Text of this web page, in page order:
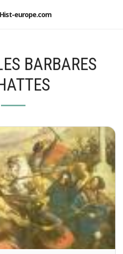
Hist-europe.com
BARBARES